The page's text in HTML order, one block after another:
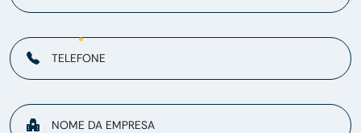
TELEFONE
NOME DA EMPRESA